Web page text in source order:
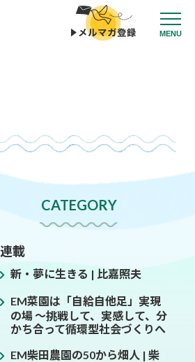
MENU
CATEGORY
連載
新・夢に生きる | 比嘉照夫
EM菜園は「自給自他足」実現
の場 ～挑戦して、実感して、分
かち合って循環型社会づくりへ
EM柴田農園の50から畑人 | 柴